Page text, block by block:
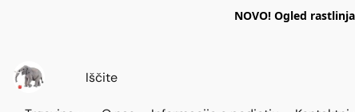
NOVO! Ogled